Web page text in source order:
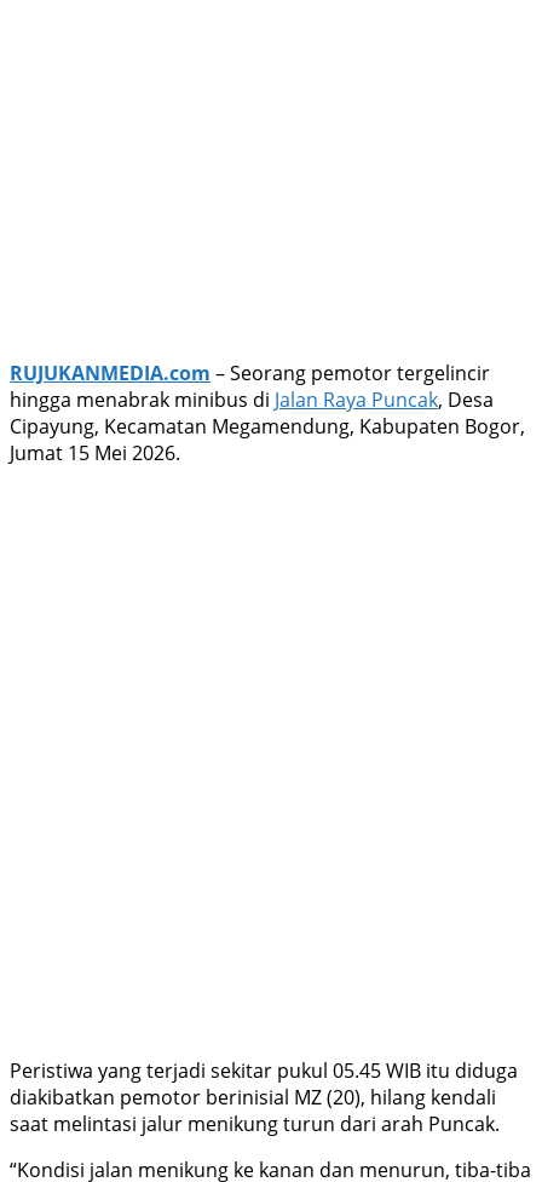
RUJUKANMEDIA.com – Seorang pemotor tergelincir
hingga menabrak minibus di Jalan Raya Puncak, Desa
Cipayung, Kecamatan Megamendung, Kabupaten Bogor,
Jumat 15 Mei 2026.
Peristiwa yang terjadi sekitar pukul 05.45 WIB itu diduga
diakibatkan pemotor berinisial MZ (20), hilang kendali
saat melintasi jalur menikung turun dari arah Puncak.
“Kondisi jalan menikung ke kanan dan menurun, tiba-tiba